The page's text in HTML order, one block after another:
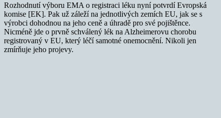
Rozhodnutí výboru EMA o registraci léku nyní potvrdí Evropská
komise [EK]. Pak už záleží na jednotlivých zemích EU, jak se s
výrobci dohodnou na jeho ceně a úhradě pro své pojištěnce.
Nicméně jde o prvně schválený lék na Alzheimerovu chorobu
registrovaný v EU, který léčí samotné onemocnění. Nikoli jen
zmírňuje jeho projevy.